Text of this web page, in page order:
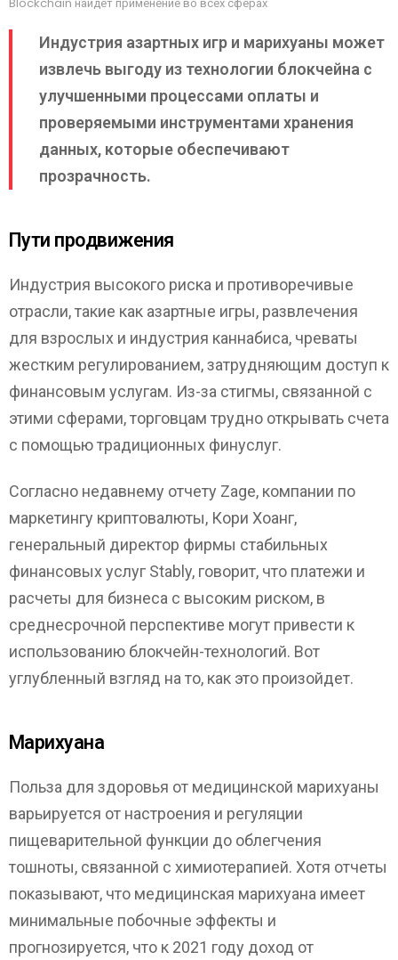
Индустрия азартных игр и марихуаны может
извлечь выгоду из технологии блокчейна с
улучшенными процессами оплаты и
проверяемыми инструментами хранения
данных, которые обеспечивают
прозрачность.
Пути продвижения
Индустрия высокого риска и противоречивые
отрасли, такие как азартные игры, развлечения
для взрослых и индустрия каннабиса, чреваты
жестким регулированием, затрудняющим доступ к
финансовым услугам. Из-за стигмы, связанной с
этими сферами, торговцам трудно открывать счета
с помощью традиционных финуслуг.
Согласно недавнему отчету Zage, компании по
маркетингу криптовалюты, Кори Хоанг,
генеральный директор фирмы стабильных
финансовых услуг Stably, говорит, что платежи и
расчеты для бизнеса с высоким риском, в
среднесрочной перспективе могут привести к
использованию блокчейн-технологий. Вот
углубленный взгляд на то, как это произойдет.
Марихуана
Польза для здоровья от медицинской марихуаны
варьируется от настроения и регуляции
пищеварительной функции до облегчения
тошноты, связанной с химиотерапией. Хотя отчеты
показывают, что медицинская марихуана имеет
минимальные побочные эффекты и
прогнозируется, что к 2021 году доход от